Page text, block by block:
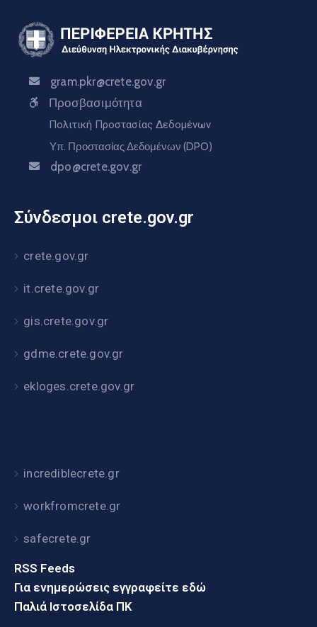
gram.pkr@crete.gov.gr
Προσβασιμότητα
Πολιτική Προστασίας Δεδομένων
Υπ. Προστασίας Δεδομένων (DPO)
dpo@crete.gov.gr
Σύνδεσμοι crete.gov.gr
crete.gov.gr
it.crete.gov.gr
gis.crete.gov.gr
gdme.crete.gov.gr
ekloges.crete.gov.gr
incrediblecrete.gr
workfromcrete.gr
safecrete.gr
RSS Feeds
Για ενημερώσεις εγγραφείτε εδώ
Παλιά Ιστοσελίδα ΠΚ